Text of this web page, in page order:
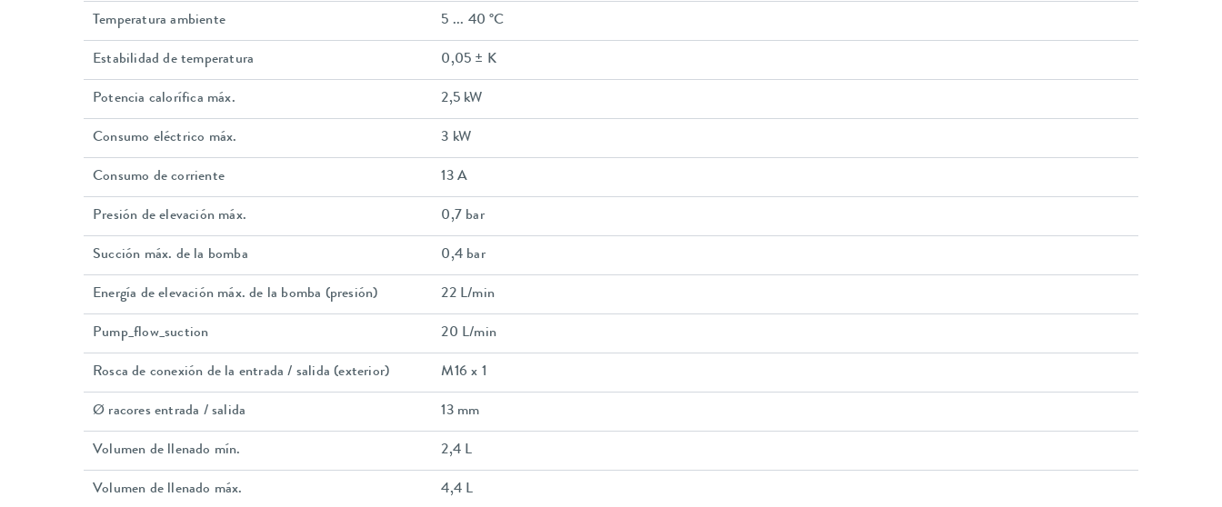
Temperatura ambiente 5 ... 40 °C
Estabilidad de temperatura 0,05 ± K
Potencia calorífica máx. 2,5 kW
Consumo eléctrico máx. 3 kW
Consumo de corriente 13 A
Presión de elevación máx. 0,7 bar
Succión máx. de la bomba 0,4 bar
Energía de elevación máx. de la bomba (presión) 22 L/min
Pump_flow_suction 20 L/min
Rosca de conexión de la entrada / salida (exterior) M16 x 1
Ø racores entrada / salida 13 mm
Volumen de llenado mín. 2,4 L
Volumen de llenado máx. 4,4 L